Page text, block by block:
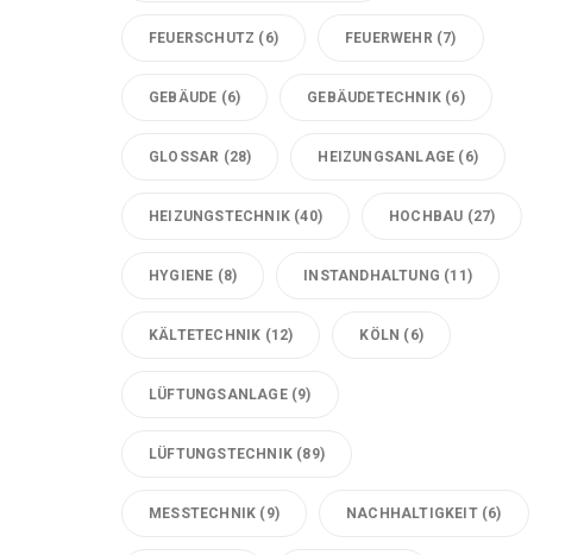
FEUERSCHUTZ (6) FEUERWEHR (7)
GEBÄUDE (6) GEBÄUDETECHNIK (6)
GLOSSAR (28) HEIZUNGSANLAGE (6)
HEIZUNGSTECHNIK (40) HOCHBAU (27)
HYGIENE (8) INSTANDHALTUNG (11)
KÄLTETECHNIK (12) KÖLN (6)
LÜFTUNGSANLAGE(9)
LÜFTUNGSTECHNIK (89)
MESSTECHNIK (9) NACHHALTIGKEIT(6)